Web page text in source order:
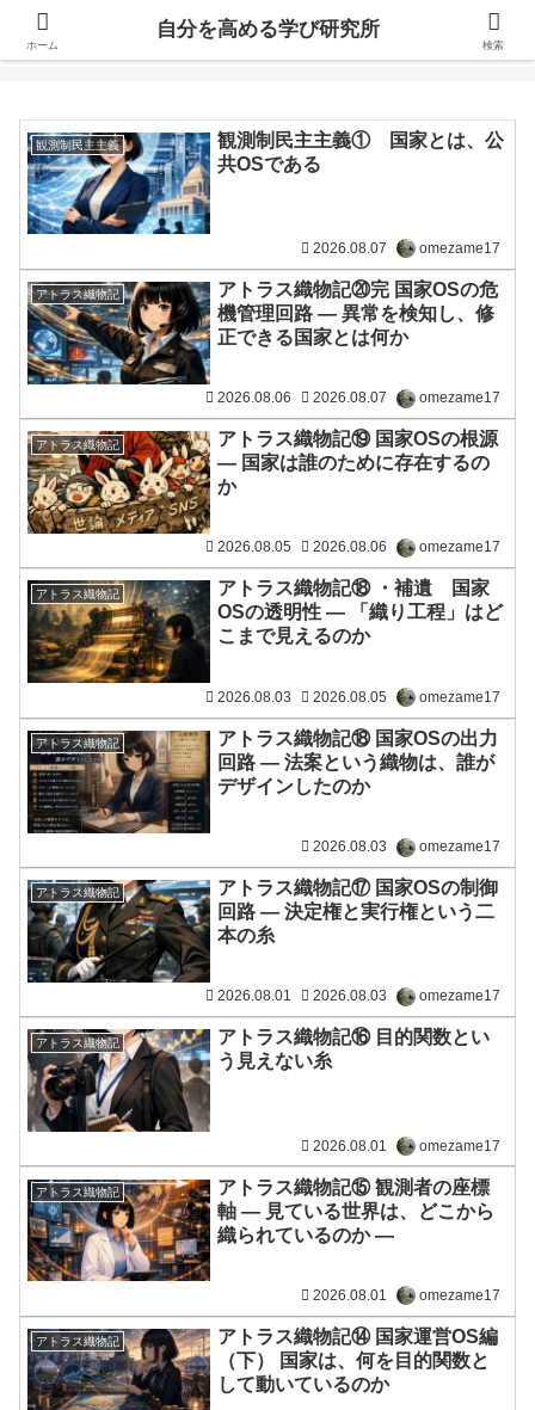
自分の価値を高めるための学びについて研究し、セミナーや情報（ブログ、動
観測制民主主義
観測制民主主義① 国家とは、公
共OSである
2026.08.07 omezame17
アトラス織物記
アトラス織物記⑳完 国家OSの危
機管理回路 ― 異常を検知し、修
正できる国家とは何か
2026.08.06 2026.08.07 omezame17
アトラス織物記
アトラス織物記⑲ 国家OSの根源
― 国家は誰のために存在するの
か
2026.08.05 2026.08.06 omezame17
アトラス織物記
アトラス織物記⑱ ・補遺 国家
OSの透明性 ― 「織り工程」はど
こまで見えるのか
2026.08.03 2026.08.05 omezame17
アトラス織物記
アトラス織物記⑱ 国家OSの出力
回路 ― 法案という織物は、誰が
デザインしたのか
2026.08.03 omezame17
アトラス織物記
アトラス織物記⑰ 国家OSの制御
回路 ― 決定権と実行権という二
本の糸
2026.08.01 2026.08.03 omezame17
アトラス織物記
アトラス織物記⑯ 目的関数とい
う見えない糸
2026.08.01 omezame17
アトラス織物記
アトラス織物記⑮ 観測者の座標
軸 ― 見ている世界は、どこから
織られているのか ―
2026.08.01 omezame17
アトラス織物記
アトラス織物記⑭ 国家運営OS編
（下） 国家は、何を目的関数と
して動いているのか
ホーム
自分を高める学び研究所
検索